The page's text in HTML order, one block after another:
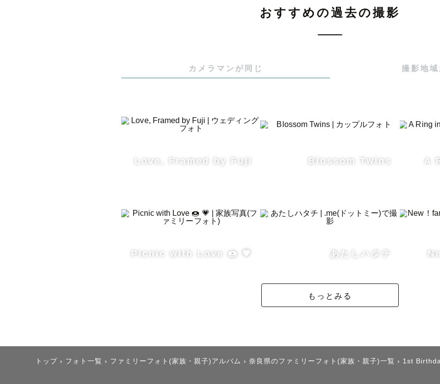
える賞
/   FOR  ENGLISH  SPEAKERS   /
Available in English :)
Please feel free to call me “Arisa”😊
problem✨
おすすめの過去の撮影
カメラマンが同じ 撮影地域
Love, Framed by Fuji Blossom Twins A
Picnic with Love 🍩 💗 あたしハタチ
もっとみる
トップ › フォト一覧 › ファミリーフォト(家族・親子)アルバム › 奈良県のファミリーフォト(家族・親子)一覧 › 1st